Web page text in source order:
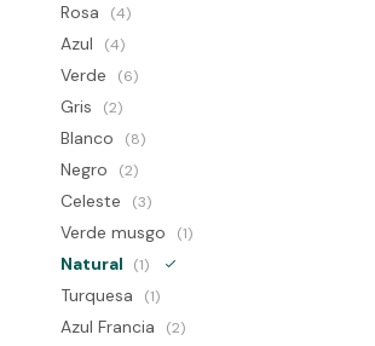
Rosa (4)
Azul (4)
Verde (6)
Gris (2)
Blanco (8)
Negro (2)
Celeste (3)
Verde musgo (1)
Natural (1)
Turquesa (1)
Azul Francia (2)